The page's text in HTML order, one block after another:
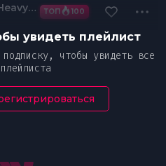
Look at me x Heavyweight (WZDQ Edit) ТОП 100
увидеть плейлист
чтобы увидеть все